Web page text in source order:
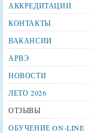
АККРЕДИТАЦИИ
КОНТАКТЫ
ВАКАНСИИ
АРВЭ
НОВОСТИ
ЛЕТО 2026
ОТЗЫВЫ
ОБУЧЕНИЕ ON-LINE